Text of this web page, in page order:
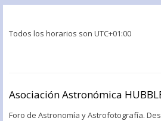
Todos los horarios son UTC+01:00
Asociación Astronómica
Foro de Astronomía y Astrofotografía.